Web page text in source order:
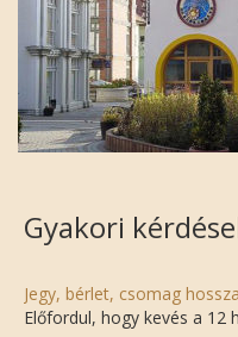
Gyakori
Jegy, bérlet, csomag
Előfordul, hogy kevés a 12